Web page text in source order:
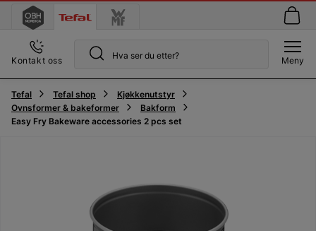
Kontakt oss Meny
Tefal Tefal shop
Kjøkkenutstyr
Ovnsformer & bakeformer
Bakform
Easy Fry Bakeware accessories 2 pcs set